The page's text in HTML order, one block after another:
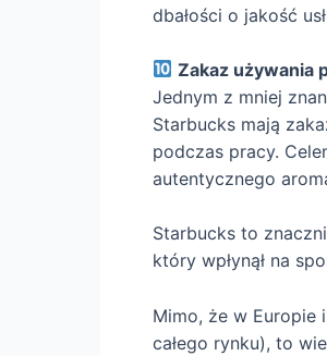
dbałości o jakość
Zakaz używania
Jednym z mniej
Starbucks mają
podczas pracy.
autentycznego
Starbucks to
który wpłynął na
Mimo, że w Europie
całego rynku), to